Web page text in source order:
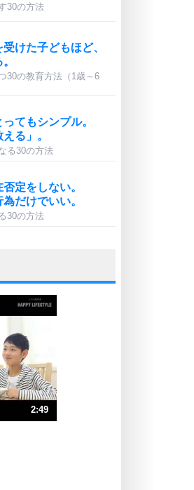
30の方法
けた子どもほど、
30の教育方法（1歳～6
てもシンプル。
る」。
る30の方法
定をしない。
だけでいい。
30の方法
。
人を見ない。
ない原因は、行動
る30の方法
2:49